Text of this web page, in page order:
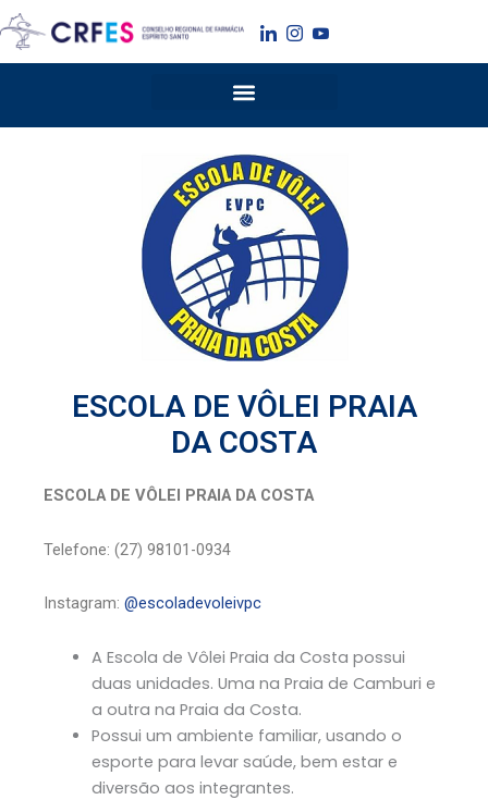
para
o
ESCOLA DE VÔLEI PRAIA
DA COSTA
ESCOLA DE VÔLEI PRAIA DA COSTA
Telefone: (27) 98101-0934
Instagram: @escoladevoleivpc
A Escola de Vôlei Praia da Costa possui
duas unidades. Uma na Praia de Camburi e
a outra na Praia da Costa.
Possui um ambiente familiar, usando o
esporte para levar saúde, bem estar e
diversão aos integrantes.